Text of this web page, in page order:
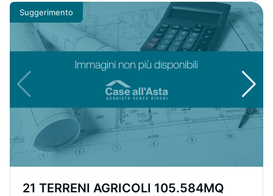
Suggerimento
21 TERRENI AGRICOLI 105.584MQ